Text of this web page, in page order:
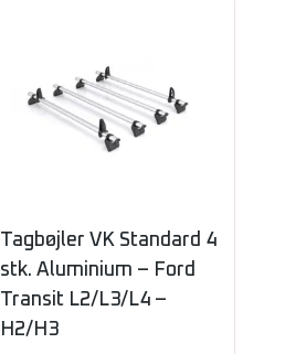
Tagbøjler VK Standard 4
stk. Aluminium – Ford
Transit L2/L3/L4 –
H2/H3